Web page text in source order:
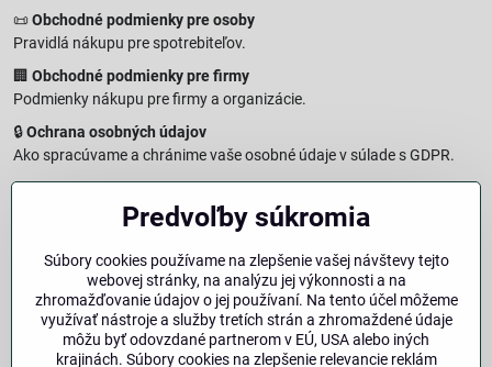
📜 Obchodné podmienky pre osoby
Pravidlá nákupu pre spotrebiteľov.
🏢 Obchodné podmienky pre firmy
Podmienky nákupu pre firmy a organizácie.
🔒Ochrana osobných údajov
Ako spracúvame a chránime vaše osobné údaje v súlade s GDPR.
🧾Reklamačný formulár
Jednoduché podanie reklamácie
Vzorový formulár pre odstúpenie od zmluvy a vrátenie tovaru.
Právna doložka – Autorské práva
Informácie o ochrane obsahu, značiek a fotografií vrátane
podmienok.
Predvoľby súkromia
Súbory cookies používame na zlepšenie vašej návštevy tejto
webovej stránky, na analýzu jej výkonnosti a na
zhromažďovanie údajov o jej používaní. Na tento účel môžeme
využívať nástroje a služby tretích strán a zhromaždené údaje
môžu byť odovzdané partnerom v EÚ, USA alebo iných
krajinách. Súbory cookies na zlepšenie relevancie reklám